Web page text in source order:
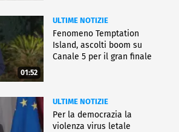
01:52
ULTIME NOTIZIE
Fenomeno Temptation
Island, ascolti boom su
Canale 5 per il gran finale
ULTIME NOTIZIE
Per la democrazia la
violenza virus letale